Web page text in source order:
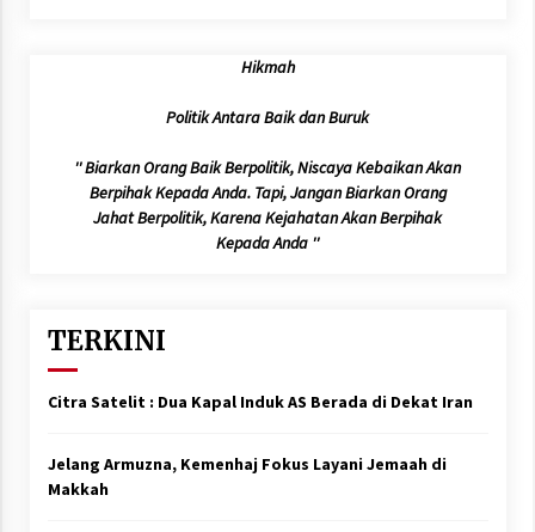
Terintegrasi
Hikmah
Politik Antara Baik dan Buruk
'' Biarkan Orang Baik Berpolitik, Niscaya Kebaikan Akan
Berpihak Kepada Anda. Tapi, Jangan Biarkan Orang
Jahat Berpolitik, Karena Kejahatan Akan Berpihak
Kepada Anda ''
TERKINI
Citra Satelit : Dua Kapal Induk AS Berada di Dekat Iran
Jelang Armuzna, Kemenhaj Fokus Layani Jemaah di
Makkah